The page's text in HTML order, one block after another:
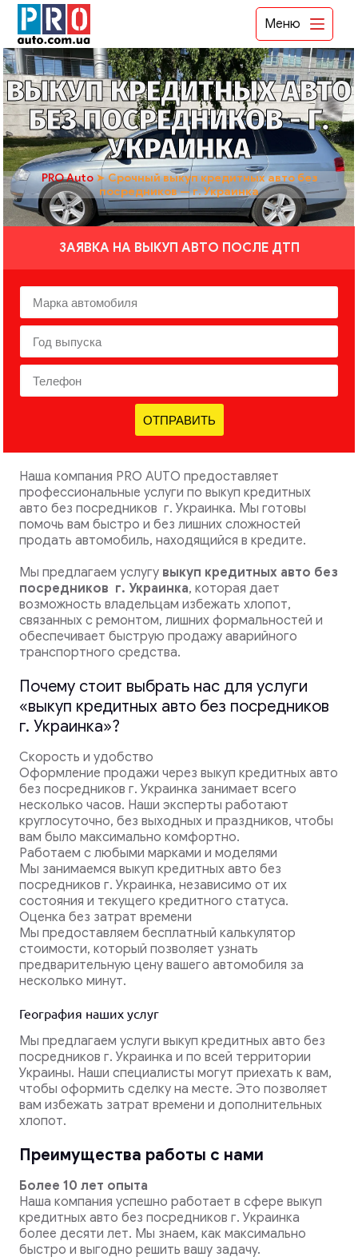
Меню
ВЫКУП КРЕДИТНЫХ АВТО
БЕЗ ПОСРЕДНИКОВ - Г.
УКРАИНКА
PRO Auto➤Срочный выкуп кредитных авто без
посредников — г. Украинка
ЗАЯВКА НА ВЫКУП АВТО ПОСЛЕ ДТП
ОТПРАВИТЬ
Наша компания PRO AUTO предоставляет
профессиональные услуги по выкуп кредитных
авто без посредников г. Украинка. Мы готовы
помочь вам быстро и без лишних сложностей
продать автомобиль, находящийся в кредите.
Мы предлагаем услугу выкуп кредитных авто без
посредников г. Украинка, которая дает
возможность владельцам избежать хлопот,
связанных с ремонтом, лишних формальностей и
обеспечивает быструю продажу аварийного
транспортного средства.
Почему стоит выбрать нас для услуги
«выкуп кредитных авто без посредников
г. Украинка»?
Скорость и удобство
Оформление продажи через выкуп кредитных авто
без посредников г. Украинка занимает всего
несколько часов. Наши эксперты работают
круглосуточно, без выходных и праздников, чтобы
вам было максимально комфортно.
Работаем с любыми марками и моделями
Мы занимаемся выкуп кредитных авто без
посредников г. Украинка, независимо от их
состояния и текущего кредитного статуса.
Оценка без затрат времени
Мы предоставляем бесплатный калькулятор
стоимости, который позволяет узнать
предварительную цену вашего автомобиля за
несколько минут.
География наших услуг
Мы предлагаем услуги выкуп кредитных авто без
посредников г. Украинка и по всей территории
Украины. Наши специалисты могут приехать к вам,
чтобы оформить сделку на месте. Это позволяет
вам избежать затрат времени и дополнительных
хлопот.
Преимущества работы с нами
Более 10 лет опыта
Наша компания успешно работает в сфере выкуп
кредитных авто без посредников г. Украинка
более десяти лет. Мы знаем, как максимально
быстро и выгодно решить вашу задачу.